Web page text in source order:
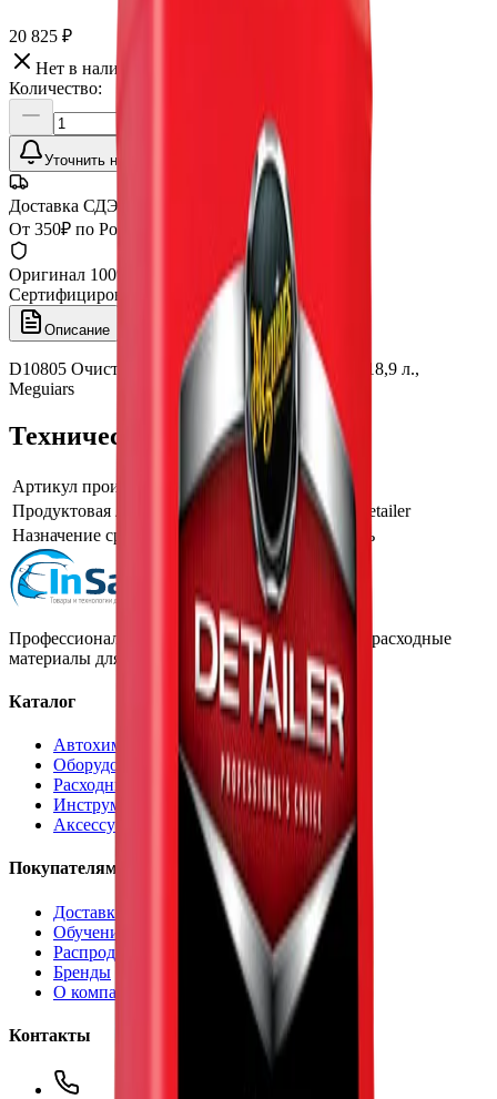
20 825 ₽
Нет в наличии
Количество:
Уточнить наличие
Доставка СДЭК
От 350₽ по России
Оригинал 100%
Сертифицированный товар
Описание Характеристики
D10805 Очиститель двигателя Super Degreaser 18,9 л.,
Meguiars
Технические характеристики
Артикул производителя
D10805
Продуктовая линейка / серия
Meguiars Detailer
Назначение средства для двигателя Очиститель
Профессиональная автохимия, оборудование и расходные
материалы для детейлинга.
Каталог
Автохимия
Оборудование
Расходные материалы
Инструменты
Аксессуары
Покупателям
Доставка и оплата
Обучение
Распродажа
Бренды
О компании
Контакты